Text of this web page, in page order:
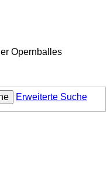
Opernballes
Erweiterte Suche